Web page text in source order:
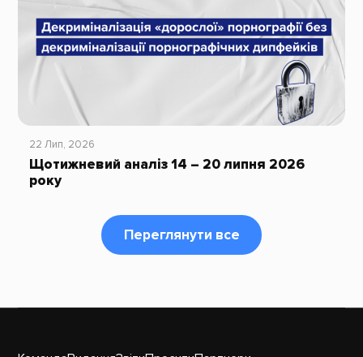
22 Лип, 2026
Щотижневий аналіз 14 – 20 липня 2026
року
Переглянути все